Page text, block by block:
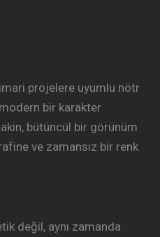
projelere uyumlu nötr
bir karakter
bütüncül bir görünüm
ve zamansız bir renk
değil, aynı zamanda